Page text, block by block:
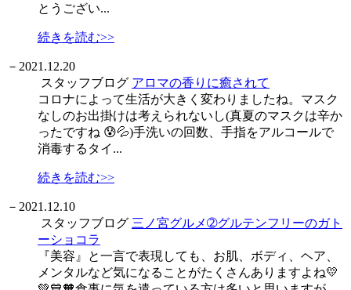
とうござい...
続きを読む>>
－ 2021.12.20
スタッフブログ アロマの香りに癒されて
コロナによって生活が大きく変わりましたね。マスク
なしのお出掛けは考えられないし(真夏のマスクは辛か
ったですね 😰💦)手洗いの回数、手指をアルコールで
消毒するタイ...
続きを読む>>
－ 2021.12.10
スタッフブログ 三ノ宮グルメ➁グルテンフリーのガト
ーショコラ
『美容』と一言で表現しても、お肌、ボディ、ヘア、
メンタルなど気になることがたくさんありますよね💛